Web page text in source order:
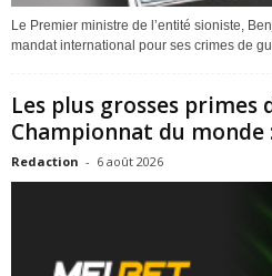
Le Premier ministre de l’entité sioniste,
mandat international pour ses crimes de
Les plus grosses primes
Championnat du monde
Redaction - 6 août 2026